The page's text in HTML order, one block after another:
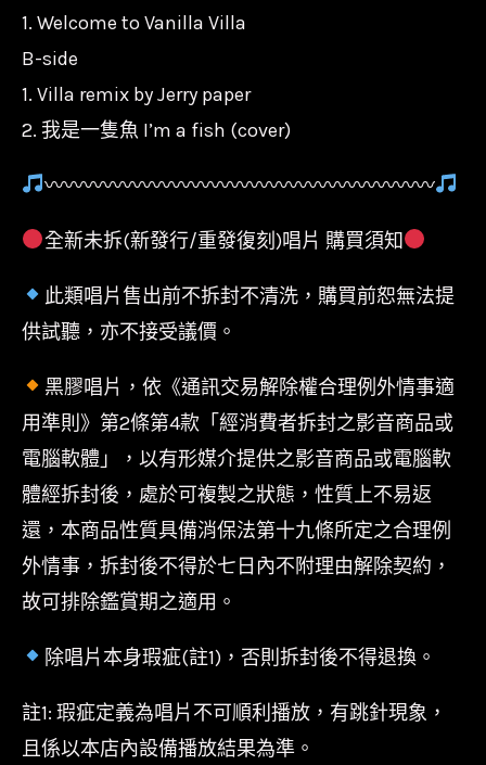
Vanilla
Villa/10
吋
量
1. Welcome to Vanilla Villa
B-side
1. Villa remix by Jerry paper
2. 我是一隻魚 I’m a fish (cover)
〰〰〰〰〰〰〰〰〰〰〰〰〰〰〰〰〰〰〰〰
全新未拆(新發行/重發復刻)唱片 購買須知
此類唱片售出前不拆封不清洗，購買前恕無法提
供試聽，亦不接受議價。
黑膠唱片，依《通訊交易解除權合理例外情事適
用準則》第2條第4款「經消費者拆封之影音商品或
電腦軟體」，以有形媒介提供之影音商品或電腦軟
體經拆封後，處於可複製之狀態，性質上不易返
還，本商品性質具備消保法第十九條所定之合理例
外情事，拆封後不得於七日內不附理由解除契約，
故可排除鑑賞期之適用。
除唱片本身瑕疵(註1)，否則拆封後不得退換。
註1: 瑕疵定義為唱片不可順利播放，有跳針現象，
且係以本店內設備播放結果為準。